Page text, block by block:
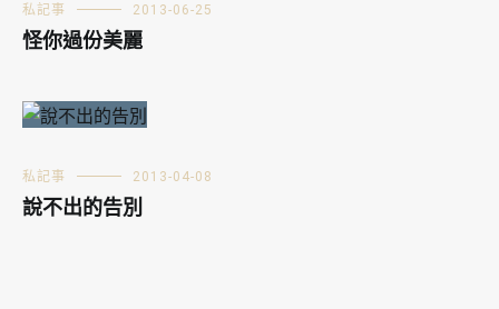
私記事 2013-06-25
怪你過份美麗
私記事 2013-04-08
說不出的告別